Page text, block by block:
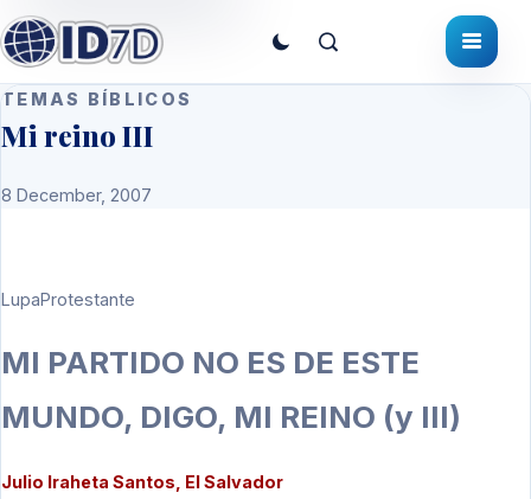
TEMAS BÍBLICOS
Mi reino III
8 December, 2007
LupaProtestante
MI PARTIDO NO ES DE ESTE
MUNDO, DIGO, MI REINO (y III)
Julio Iraheta Santos, El Salvador